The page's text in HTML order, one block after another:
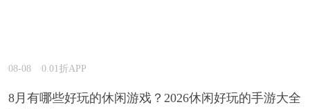
08-08 0.01折APP
8月有哪些好玩的休闲游戏？2026休闲好玩的手游大全